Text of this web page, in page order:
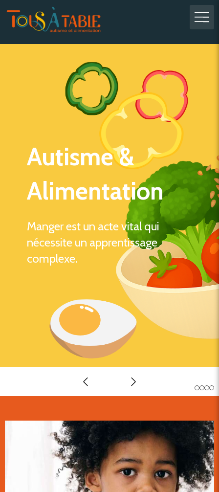
Autisme &
Alimentation
Manger est un acte vital qui
nécessite un apprentissage
complexe.
Slide précédentSlide suivant